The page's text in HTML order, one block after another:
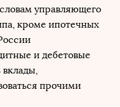
управляющего
кроме ипотечных
и дебетовые
вклады,
прочими